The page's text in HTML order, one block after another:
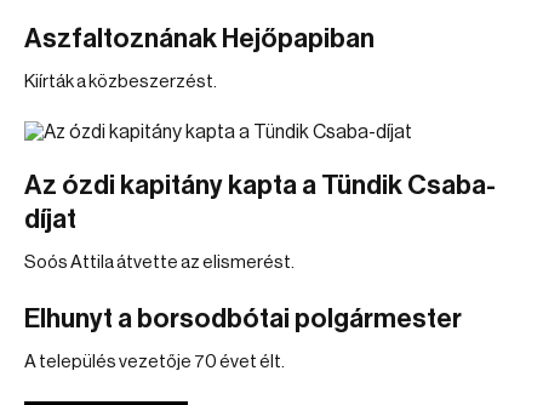
Aszfaltoznának Hejőpapiban
Kiírták a közbeszerzést.
Az ózdi kapitány kapta a Tündik Csaba-
díjat
Soós Attila átvette az elismerést.
Elhunyt a borsodbótai polgármester
A település vezetője 70 évet élt.